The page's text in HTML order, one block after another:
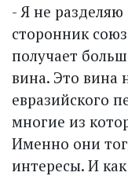
- Я не
сторонник
получает
вина. Это вина
евразийского
многие из
Именно они
интересы. И